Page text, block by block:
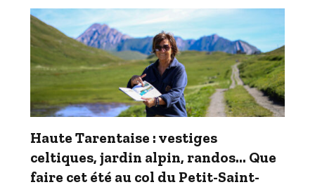
Haute Tarentaise : vestiges
celtiques, jardin alpin, randos… Que
faire cet été au col du Petit-Saint-